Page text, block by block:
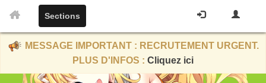
Sections
MESSAGE IMPORTANT : RECRUTEMENT URGENT.
PLUS D'INFOS : Cliquez ici